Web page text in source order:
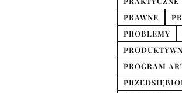
PRAWNE
PROBLEMY
PROGRAM